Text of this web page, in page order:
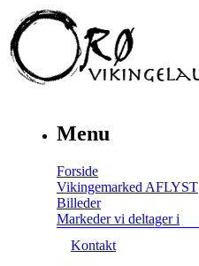
Menu
Forside
Vikingemarked AFLYST
Billeder
Markeder vi deltager i
Kontakt